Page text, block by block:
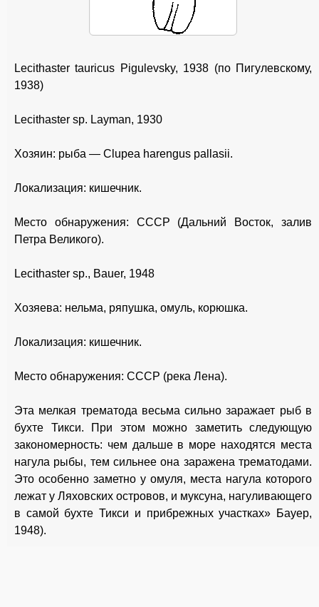
Lecithaster tauricus Pigulevsky, 1938 (по Пигулевскому,
1938)
Lecithaster sp. Layman, 1930
Хозяин: рыба — Clupea harengus pallasii.
Локализация: кишечник.
Место обнаружения: СССР (Дальний Восток, залив
Петра Великого).
Lecithaster sp., Bauer, 1948
Хозяева: нельма, ряпушка, омуль, корюшка.
Локализация: кишечник.
Место обнаружения: СССР (река Лена).
Эта мелкая трематода весьма сильно заражает рыб в
бухте Тикси. При этом можно заметить следующую
закономерность: чем дальше в море находятся места
нагула рыбы, тем сильнее она заражена трематодами.
Это особенно заметно у омуля, места нагула которого
лежат у Ляховских островов, и муксуна, нагуливающего
в самой бухте Тикси и прибрежных участках» Бауер,
1948).